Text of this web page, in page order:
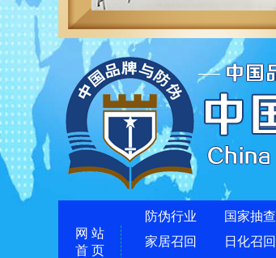
网 站
首 页
防伪行业 国家抽查
家居召回
日化召回